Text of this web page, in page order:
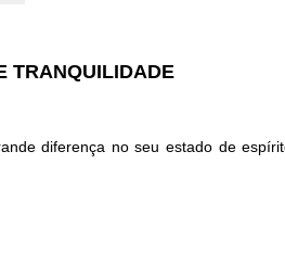
TRANQUILIDADE
diferença no seu estado de